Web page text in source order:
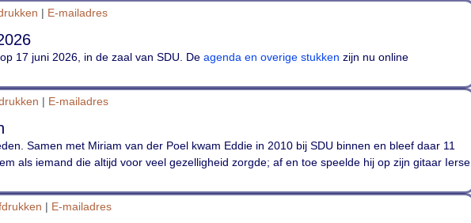
| E-mailadres
17 juni 2026, in de zaal van SDU. De agenda en overige stukken zijn nu online
| E-mailadres
Samen met Miriam van der Poel kwam Eddie in 2010 bij SDU binnen en bleef daar 11
als iemand die altijd voor veel gezelligheid zorgde; af en toe speelde hij op zijn gitaar Ierse
| E-mailadres